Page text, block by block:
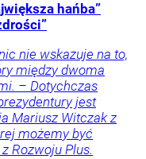
hańba”
nie wskazuje na to,
między dwoma
– Dotychczas
jest
Mariusz Witczak z
możemy być
Rozwoju Plus.